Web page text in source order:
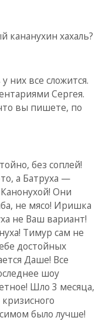
кананухин хахаль?
них все сложится.
Сергея.
вы пишете, по
без соплей!
а Батруха —
Они
не мясо! Иришка
не Ваш вариант!
Тимур сам не
достойных
Даше! Все
шоу
Шло 3 месяца,
было лучше!